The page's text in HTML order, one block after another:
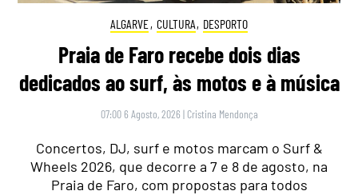
ALGARVE, CULTURA, DESPORTO
Praia de Faro recebe dois dias
dedicados ao surf, às motos e à música
07:00 6 Agosto, 2026 | Cristina Mendonça
Concertos, DJ, surf e motos marcam o Surf &
Wheels 2026, que decorre a 7 e 8 de agosto, na
Praia de Faro, com propostas para todos